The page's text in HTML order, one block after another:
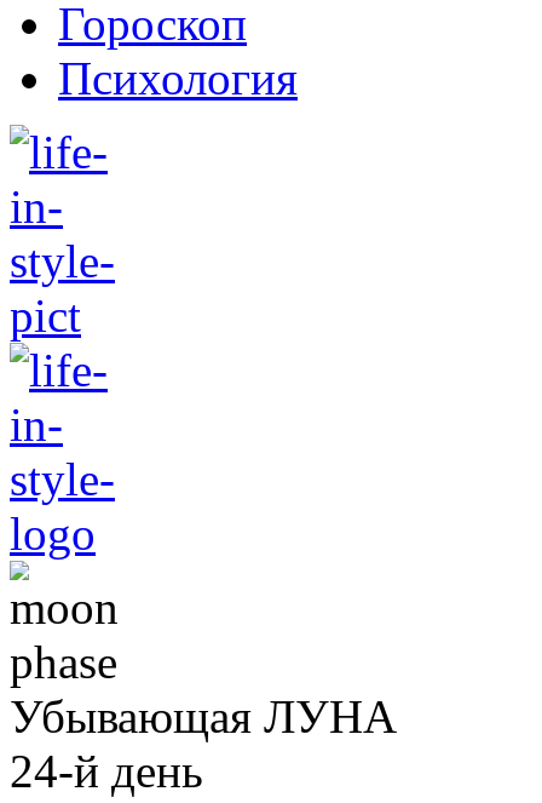
Гороскоп
Психология
Убывающая ЛУНА
24-й день